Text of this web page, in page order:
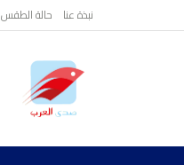
نبذة عنا حالة الطقس